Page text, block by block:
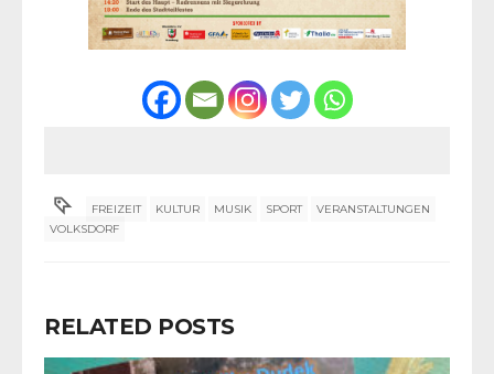
FREIZEIT KULTUR MUSIK SPORT
VERANSTALTUNGEN
VOLKSDORF
RELATED POSTS